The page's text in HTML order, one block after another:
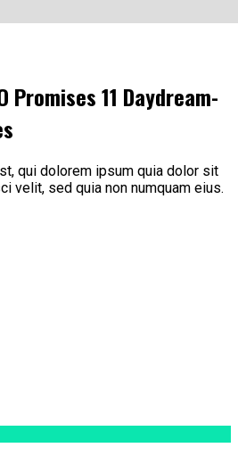
Promises 11 Daydream-
qui dolorem ipsum quia dolor sit
velit, sed quia non numquam eius.